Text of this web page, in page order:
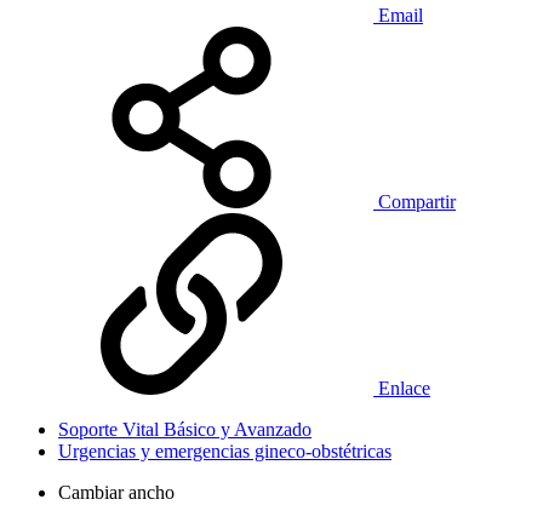
Email
Compartir
Enlace
Soporte Vital Básico y Avanzado
Urgencias y emergencias gineco-obstétricas
Cambiar ancho